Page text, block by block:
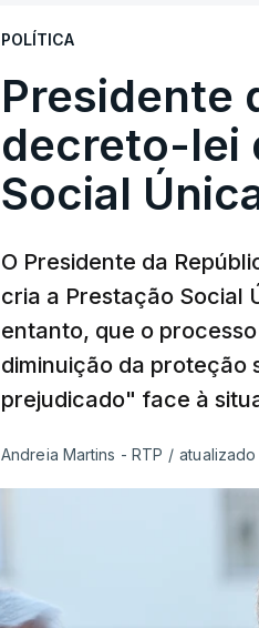
POLÍTICA
Presidente
decreto-lei
Social
O Presidente da
cria a Prestação Social
entanto, que o
diminuição da proteção
prejudicado" face à
Andreia Martins - RTP / atualizado